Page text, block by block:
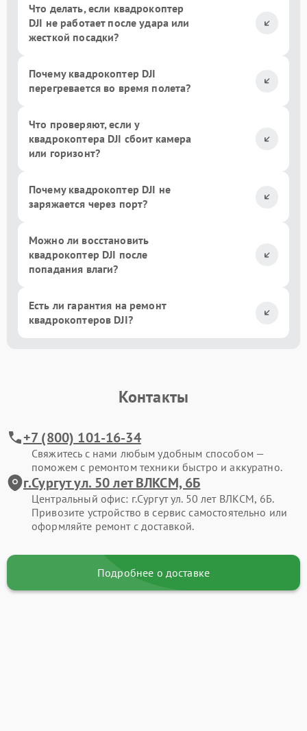
Что делать, если квадрокоптер
DJI не работает после удара или
жесткой посадки?
Почему квадрокоптер DJI
перегревается во время полета?
Что проверяют, если у
квадрокоптера DJI сбоит камера
или горизонт?
Почему квадрокоптер DJI не
заряжается через порт?
Можно ли восстановить
квадрокоптер DJI после
попадания влаги?
Есть ли гарантия на ремонт
квадрокоптеров DJI?
Контакты
+7 (800) 101-16-34
Свяжитесь с нами любым удобным способом —
поможем с ремонтом техники быстро и аккуратно.
г.Сургут ул. 50 лет ВЛКСМ, 6Б
Центральный офис: г.Сургут ул. 50 лет ВЛКСМ, 6Б.
Привозите устройство в сервис самостоятельно или
оформляйте ремонт с доставкой.
Подробнее о доставке